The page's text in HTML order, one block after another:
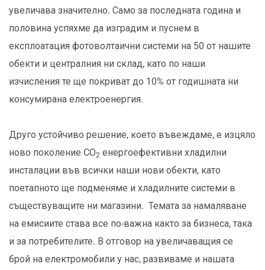
увеличава значително. Само за последната година и
половина успяхме да изградим и пуснем в
експлоатация фотоволтаични системи на 50 от нашите
обекти и централния ни склад, като по наши
изчисления те ще покриват до 10% от годишната ни
консумирана електроенергия.
Друго устойчиво решение, което въвеждаме, е изцяло
ново поколение CО2 енергоефективни хладилни
инсталации във всички наши нови обекти, като
поетапното ще подменяме и хладилните системи в
съществуващите ни магазини. Темата за намаляване
на емисиите става все по-важна както за бизнеса, така
и за потребителите. В отговор на увеличаващия се
брой на електромобили у нас, развиваме и нашата